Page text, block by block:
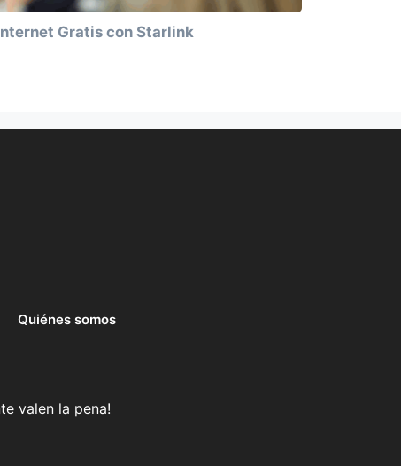
Gratis con Starlink
Quiénes somos
valen la pena!